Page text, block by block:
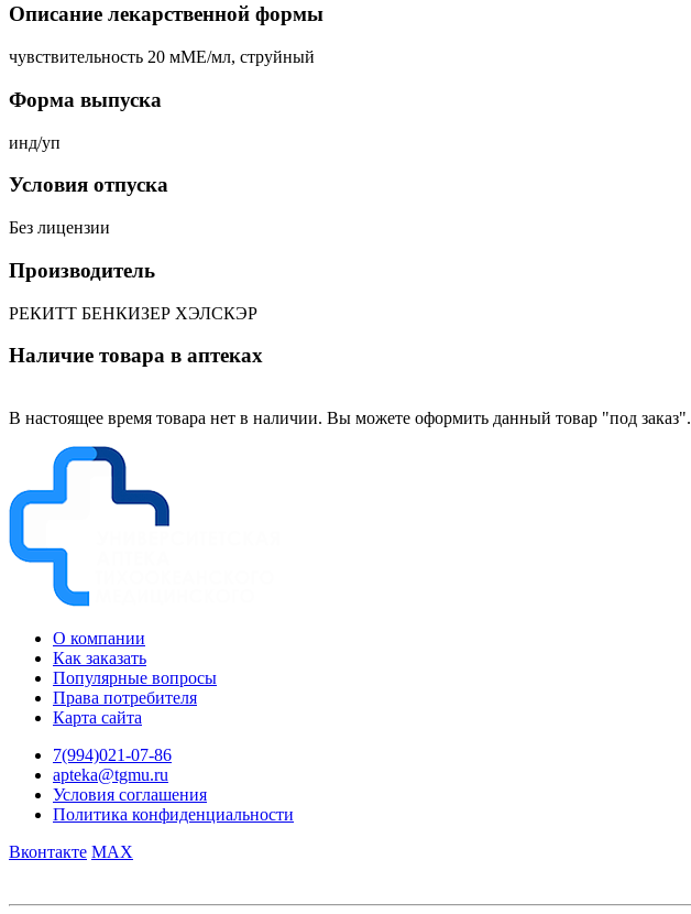
Описание лекарственной формы
чувствительность 20 мМЕ/мл, струйный
Форма выпуска
инд/уп
Условия отпуска
Без лицензии
Производитель
РЕКИТТ БЕНКИЗЕР ХЭЛСКЭР
Наличие товара в аптеках
В настоящее время товара нет в наличии. Вы можете оформить данный товар "под заказ".
О компании
Как заказать
Популярные вопросы
Права потребителя
Карта сайта
7(994)021-07-86
apteka@tgmu.ru
Условия соглашения
Политика конфиденциальности
Вконтакте MAX